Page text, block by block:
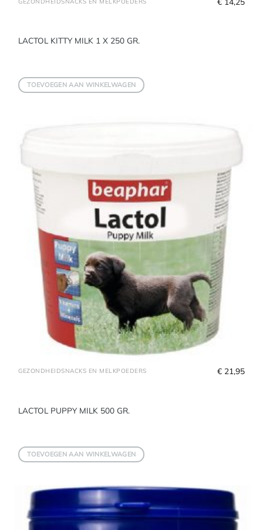
GEZONDHEIDSNACKS EN MELKPOEDERS
LACTOL KITTY MILK 1 X 250 GR.
TOEVOEGEN AAN WINKELWAGEN
GEZONDHEIDSNACKS EN MELKPOEDERS
LACTOL PUPPY MILK 500 GR.
€ 21,95
TOEVOEGEN AAN WINKELWAGEN